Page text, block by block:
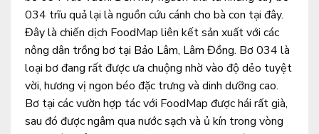
034 trĩu quả lại là nguồn cứu cánh cho bà con tại đây.
Đây là chiến dịch FoodMap liên kết sản xuất với các
nông dân trồng bơ tại Bảo Lâm, Lâm Đồng. Bơ 034 là
loại bơ đang rất được ưa chuộng nhờ vào độ dẻo tuyệt
vời, hương vị ngon béo đặc trưng và dinh dưỡng cao.
Bơ tại các vườn hợp tác với FoodMap được hái rất già,
sau đó được ngâm qua nước sạch và ủ kín trong vòng